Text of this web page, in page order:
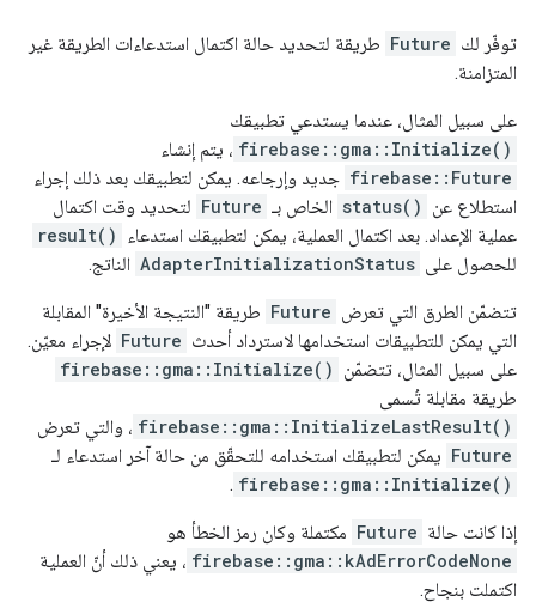
توفّر لك Future طريقة لتحديد حالة اكتمال استدعاءات الطريقة غير
المتزامنة.
على سبيل المثال، عندما يستدعي تطبيقك
firebase::gma::Initialize() ، يتم إنشاء
firebase::Future جديد وإرجاعه. يمكن لتطبيقك بعد ذلك إجراء
استطلاع عن status() الخاص بـ Future لتحديد وقت اكتمال
عملية الإعداد. بعد اكتمال العملية، يمكن لتطبيقك استدعاء
result()
للحصول على AdapterInitializationStatus الناتج.
تتضمّن الطرق التي تعرض Future طريقة "النتيجة الأخيرة" المقابلة
التي يمكن للتطبيقات استخدامها لاسترداد أحدث Future لإجراء معيّن.
على سبيل المثال، تتضمّن firebase::gma::Initialize()
طريقة مقابلة تُسمى
firebase::gma::InitializeLastResult() ، والتي تعرض
Future يمكن لتطبيقك استخدامه للتحقّق من حالة آخر استدعاء لـ
firebase::gma::Initialize()
.
إذا كانت حالة Future مكتملة وكان رمز الخطأ هو
firebase::gma::kAdErrorCodeNone ، يعني ذلك أنّ العملية
اكتملت بنجاح.